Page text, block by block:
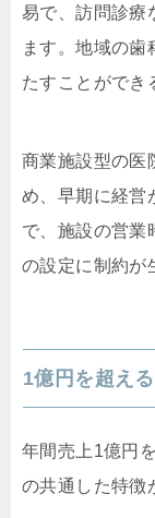
易で、訪問診療
ます。地域の歯
たすことができ
商業施設型の医
め、早期に経営
で、施設の営業
の設定に制約が
1億円を超え
年間売上1億円
の共通した特徴